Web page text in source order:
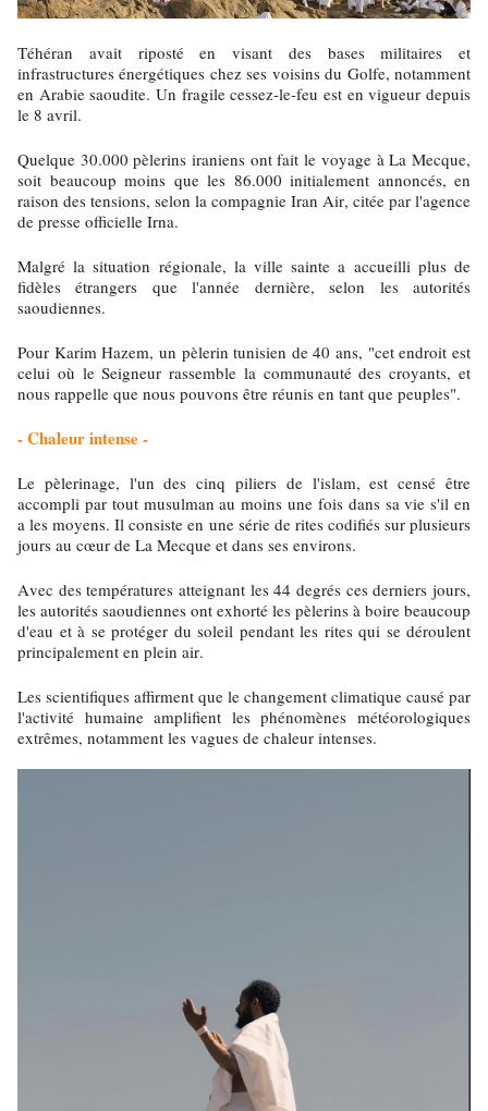
Téhéran avait riposté en visant des bases militaires et
infrastructures énergétiques chez ses voisins du Golfe, notamment
en Arabie saoudite. Un fragile cessez-le-feu est en vigueur depuis
le 8 avril.
Quelque 30.000 pèlerins iraniens ont fait le voyage à La Mecque,
soit beaucoup moins que les 86.000 initialement annoncés, en
raison des tensions, selon la compagnie Iran Air, citée par l'agence
de presse officielle Irna.
Malgré la situation régionale, la ville sainte a accueilli plus de
fidèles étrangers que l'année dernière, selon les autorités
saoudiennes.
Pour Karim Hazem, un pèlerin tunisien de 40 ans, "cet endroit est
celui où le Seigneur rassemble la communauté des croyants, et
nous rappelle que nous pouvons être réunis en tant que peuples".
- Chaleur intense -
Le pèlerinage, l'un des cinq piliers de l'islam, est censé être
accompli par tout musulman au moins une fois dans sa vie s'il en
a les moyens. Il consiste en une série de rites codifiés sur plusieurs
jours au cœur de La Mecque et dans ses environs.
Avec des températures atteignant les 44 degrés ces derniers jours,
les autorités saoudiennes ont exhorté les pèlerins à boire beaucoup
d'eau et à se protéger du soleil pendant les rites qui se déroulent
principalement en plein air.
Les scientifiques affirment que le changement climatique causé par
l'activité humaine amplifient les phénomènes météorologiques
extrêmes, notamment les vagues de chaleur intenses.